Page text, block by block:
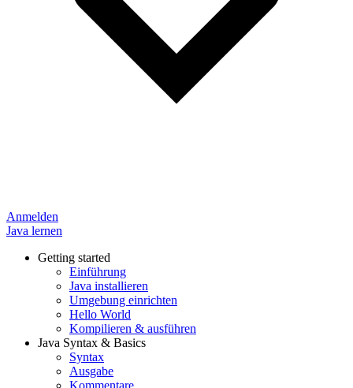
Anmelden
Java lernen
Getting started
Einführung
Java installieren
Umgebung einrichten
Hello World
Kompilieren & ausführen
Java Syntax & Basics
Syntax
Ausgabe
Kommentare